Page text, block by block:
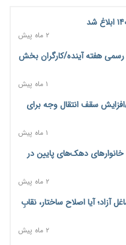
تحصیلات تکمیلی
۱ روز پیش
سپرده قانونی با هدف
۱ روز پیش
ترمز تولید خودرو کشیده شد؛ افت ۲۵ درصدی تیراژ ایران‌خودرو،
۱ روز پیش
شدن مستأجران
به راهبرد تأمین کالاهای
۲ ماه پیش
رسمی هفته آینده/کارگران بخش
۱ ماه پیش
شد/افزایش سقف انتقال وجه برای
۱ ماه پیش
به خانوارهای دهک‌های پایین در
۲ ماه پیش
آیا اصلاح ساختار، نقابِ
۲ ماه پیش